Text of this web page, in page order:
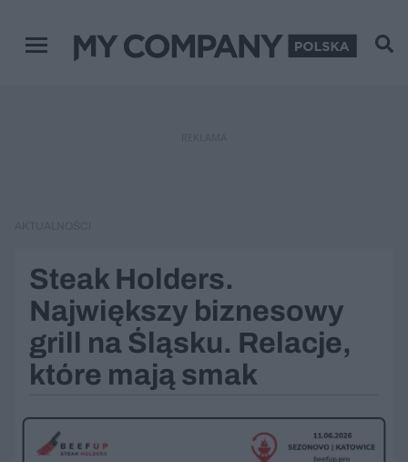
Menu główne
Steak Holders.
Największy biznesowy
grill na Śląsku. Relacje,
które mają smak